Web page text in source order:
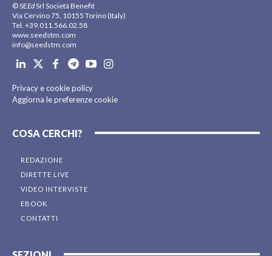
© SEEdSrl Società Benefit
Via Cervino 75, 10155 Torino (Italy)
Tel. +39.011.566.02.58
www.seedstm.com
info@seedstm.com
Privacy e cookie policy
Aggiorna le preferenze cookie
COSA CERCHI?
REDAZIONE
DIRETTE LIVE
VIDEO INTERVISTE
EBOOK
CONTATTI